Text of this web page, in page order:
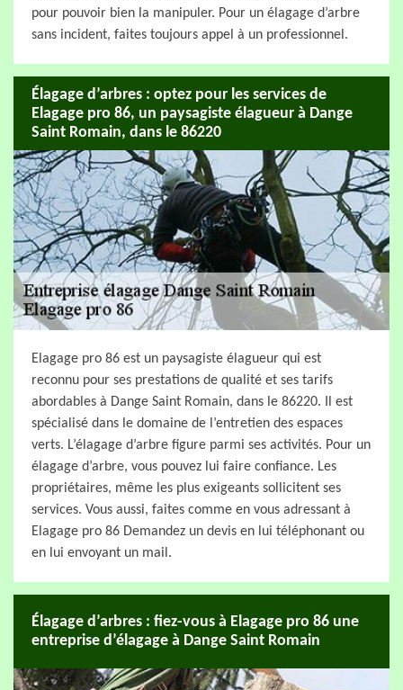
pour pouvoir bien la manipuler. Pour un élagage d’arbre
sans incident, faites toujours appel à un professionnel.
Élagage d’arbres : optez pour les services de
Elagage pro 86, un paysagiste élagueur à Dange
Saint Romain, dans le 86220
Elagage pro 86 est un paysagiste élagueur qui est
reconnu pour ses prestations de qualité et ses tarifs
abordables à Dange Saint Romain, dans le 86220. Il est
spécialisé dans le domaine de l’entretien des espaces
verts. L’élagage d’arbre figure parmi ses activités. Pour un
élagage d’arbre, vous pouvez lui faire confiance. Les
propriétaires, même les plus exigeants sollicitent ses
services. Vous aussi, faites comme en vous adressant à
Elagage pro 86 Demandez un devis en lui téléphonant ou
en lui envoyant un mail.
Élagage d’arbres : fiez-vous à Elagage pro 86 une
entreprise d’élagage à Dange Saint Romain